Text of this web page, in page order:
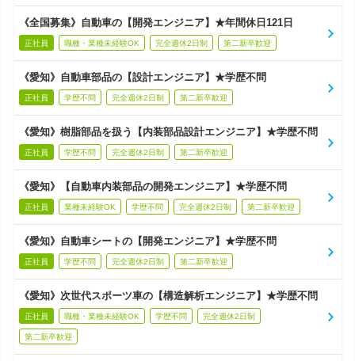
《全国募集》自動車の【開発エンジニア】★年間休日121日
正社員 職種・業種未経験OK 完全週休2日制 第二新卒歓迎
《愛知》自動車部品の【設計エンジニア】★学歴不問
正社員 学歴不問 完全週休2日制 第二新卒歓迎
《愛知》樹脂部品を扱う【内装部品設計エンジニア】★学歴不問
正社員 学歴不問 完全週休2日制 第二新卒歓迎
《愛知》【自動車内装部品の開発エンジニア】★学歴不問
正社員 業種未経験OK 学歴不問 完全週休2日制 第二新卒歓迎
《愛知》自動車シートの【開発エンジニア】★学歴不問
正社員 学歴不問 完全週休2日制 第二新卒歓迎
《愛知》次世代スポーツ車の【構造解析エンジニア】★学歴不問
正社員 職種・業種未経験OK 学歴不問 完全週休2日制
第二新卒歓迎